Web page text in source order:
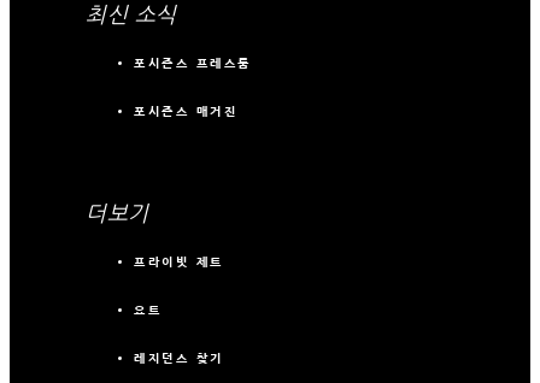
최신 소식
포시즌스 프레스룸
포시즌스 매거진
더보기
프라이빗 제트
요트
레지던스 찾기